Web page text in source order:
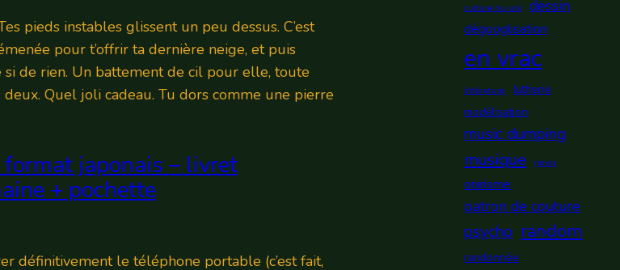
pieds instables glissent un peu dessus. C’est
pour t’offrir ta dernière neige, et puis
de rien. Un battement de cil pour elle, toute
Quel joli cadeau. Tu dors comme une pierre
format japonais – livret
+ pochette
définitivement le téléphone portable (c’est fait,
culture du viol dessin
dégooglisation
en vrac
littérature
lutherie
modélisation
music dumping
musique news
onirisme
patron de couture
psycho random
randonnée